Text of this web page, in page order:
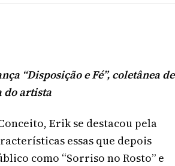
“Disposição e Fé”, coletânea de
do artista
Erik se destacou pela
essas que depois
como “Sorriso no Rosto” e